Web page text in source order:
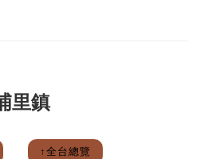
里鎮
↑全台總覽